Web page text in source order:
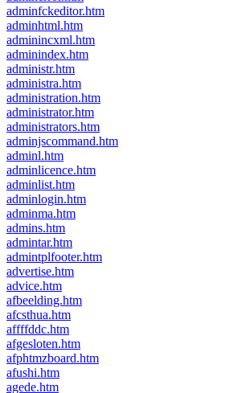
adminfckeditor.htm
adminhtml.htm
adminincxml.htm
adminindex.htm
administr.htm
administra.htm
administration.htm
administrator.htm
administrators.htm
adminjscommand.htm
adminl.htm
adminlicence.htm
adminlist.htm
adminlogin.htm
adminma.htm
admins.htm
admintar.htm
admintplfooter.htm
advertise.htm
advice.htm
afbeelding.htm
afcsthua.htm
affffddc.htm
afgesloten.htm
afphtmzboard.htm
afushi.htm
agede.htm